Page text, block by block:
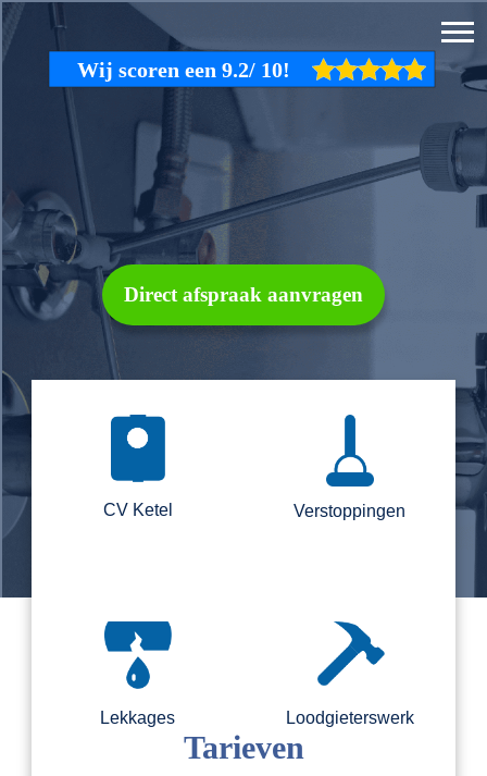
Direct afspraak aanvragen
CV Ketel Verstoppingen
Lekkages Loodgieterswerk
Tarieven